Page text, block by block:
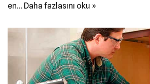
en… Daha fazlasını oku »